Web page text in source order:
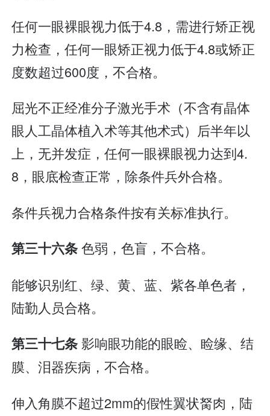
任何一眼裸眼视力低于4.8，需进行矫正视
力检查，任何一眼矫正视力低于4.8或矫正
度数超过600度，不合格。
屈光不正经准分子激光手术（不含有晶体
眼人工晶体植入术等其他术式）后半年以
上，无并发症，任何一眼裸眼视力达到4.
8，眼底检查正常，除条件兵外合格。
条件兵视力合格条件按有关标准执行。
第三十六条色弱，色盲，不合格。
能够识别红、绿、黄、蓝、紫各单色者，
陆勤人员合格。
第三十七条影响眼功能的眼睑、睑缘、结
膜、泪器疾病，不合格。
伸入角膜不超过2mm的假性翼状胬肉，陆